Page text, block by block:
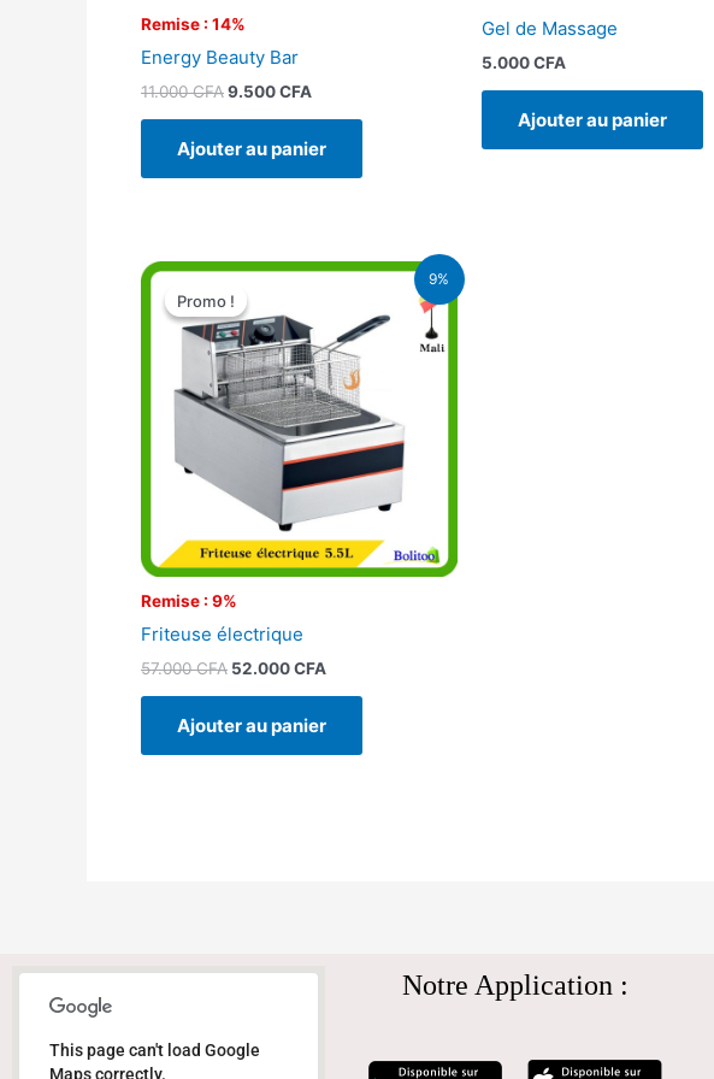
Remise : 14%
Energy Beauty Bar
11.000CFA9.500CFA
Ajouter au panier
Gel de Massage
5.000CFA
Ajouter au panier
9%
Promo !
Remise : 9%
Promo !
Friteuse électrique
57.000CFA
Le
initial
était :
57.000 CFA.
52.000CFA
Le
est :
52.000 CFA.
Ajouter au panier
This page can't load Google
Maps correctly.
Notre Application :